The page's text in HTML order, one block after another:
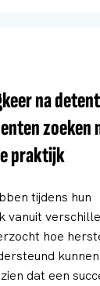
na
zoeken
praktijk
tijdens hun
vanuit
hoe
dat een